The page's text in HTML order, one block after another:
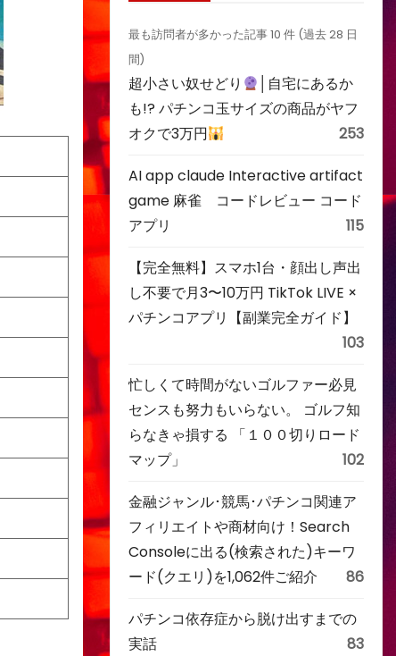
最も訪問者が多かった記事 10 件 (過去 28 日
間)
超小さい奴せどり
│自宅にあるか
も!? パチンコ玉サイズの商品がヤフ
オクで3万円
253
AI app claude Interactive artifact
game 麻雀 コードレビュー コード
アプリ
115
【完全無料】スマホ1台・顔出し声出
し不要で月3〜10万円 TikTok LIVE ×
パチンコアプリ【副業完全ガイド】
103
忙しくて時間がないゴルファー必見
センスも努力もいらない。 ゴルフ知
らなきゃ損する 「１００切りロード
マップ」
102
金融ジャンル･競馬･パチンコ関連ア
フィリエイトや商材向け！Search
Consoleに出る(検索された)キーワ
ード(クエリ)を1,062件ご紹介
86
パチンコ依存症から脱け出すまでの
実話
83